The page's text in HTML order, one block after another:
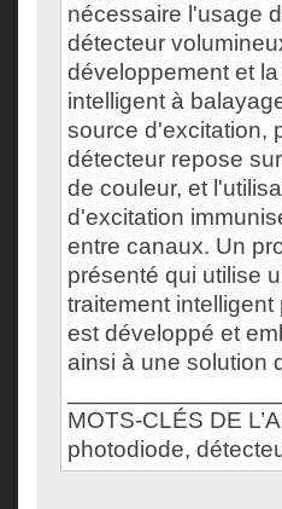
nécessaire l'usage
détecteur
développement et
intelligent à
source d'excitation,
détecteur repose
de couleur, et
d'excitation
entre canaux. Un
présenté qui utilise
traitement
est développé et
ainsi à une solution
MOTS-CLÉS DE
photodiode,